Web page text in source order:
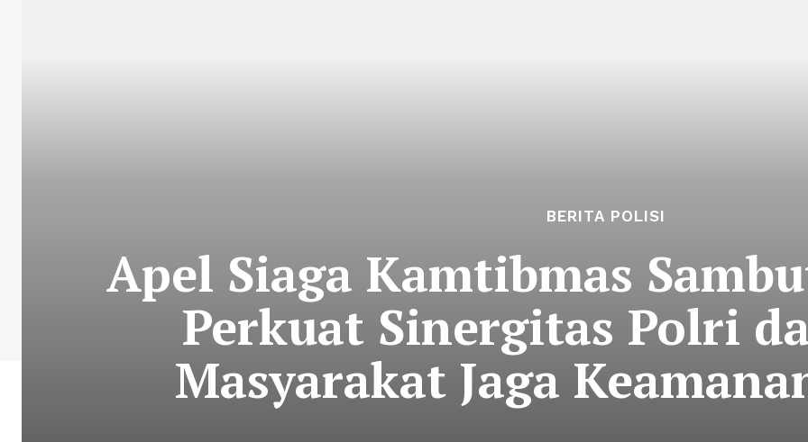
BERITA POLISI
Apel Siaga Kamtibmas
Perkuat Sinergitas Polri
Masyarakat Jaga